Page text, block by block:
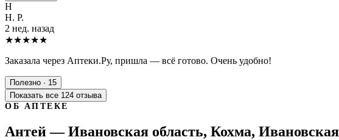
Н
Н. Р.
2 нед. назад
★★★★★
Заказала через Аптеки.Ру, пришла — всё готово. Очень удобно!
Полезно · 15
Показать все 124 отзыва
ОБ АПТЕКЕ
Антей — Ивановская область, Кохма,